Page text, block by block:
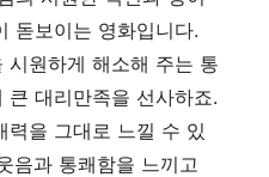
돋보이는 영화입니다.
시원하게 해소해 주는 통
대리만족을 선사하죠.
력을 그대로 느낄 수 있
음과 통쾌함을 느끼고